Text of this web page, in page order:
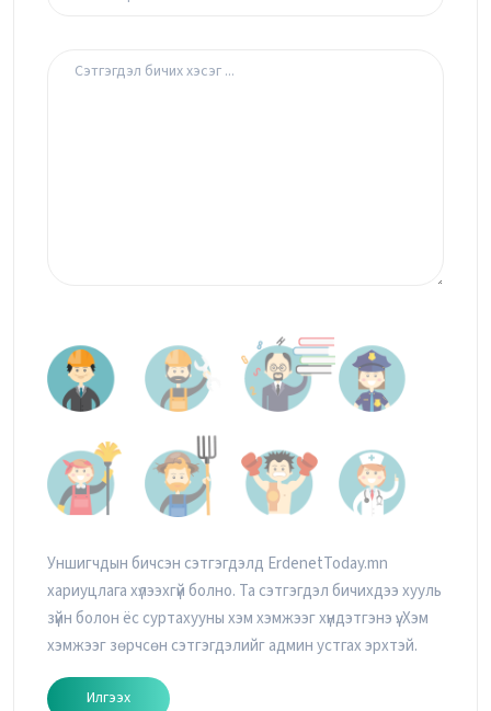
Уншигчдын бичсэн сэтгэгдэлд ErdenetToday.mn
хариуцлага хүлээхгүй болно. Та сэтгэгдэл бичихдээ хууль
зүйн болон ёс суртахууны хэм хэмжээг хүндэтгэнэ үү. Хэм
хэмжээг зөрчсөн сэтгэгдэлийг админ устгах эрхтэй.
Илгээх